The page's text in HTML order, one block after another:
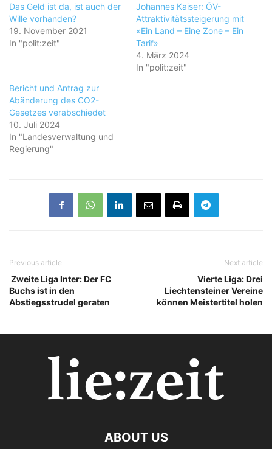
Das Geld ist da, ist auch der
Wille vorhanden?
19. November 2021
In "polit:zeit"
Johannes Kaiser: ÖV-
Attraktivitätssteigerung mit
«Ein Land – Eine Zone – Ein
Tarif»
4. März 2024
In "polit:zeit"
Bericht und Antrag zur
Abänderung des CO2-
Gesetzes verabschiedet
10. Juli 2024
In "Landesverwaltung und
Regierung"
Previous article
Zweite Liga Inter: Der FC
Buchs ist in den
Abstiegsstrudel geraten
Next article
Vierte Liga: Drei
Liechtensteiner Vereine
können Meistertitel holen
ABOUT US